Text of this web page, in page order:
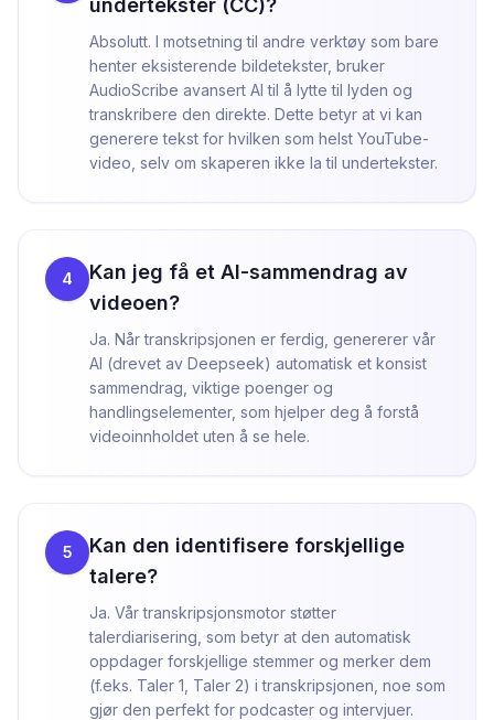
undertekster (CC)?
Absolutt. I motsetning til andre verktøy som bare
henter eksisterende bildetekster, bruker
AudioScribe avansert AI til å lytte til lyden og
transkribere den direkte. Dette betyr at vi kan
generere tekst for hvilken som helst YouTube-
video, selv om skaperen ikke la til undertekster.
4
Kan jeg få et AI-sammendrag av
videoen?
Ja. Når transkripsjonen er ferdig, genererer vår
AI (drevet av Deepseek) automatisk et konsist
sammendrag, viktige poenger og
handlingselementer, som hjelper deg å forstå
videoinnholdet uten å se hele.
5
Kan den identifisere forskjellige
talere?
Ja. Vår transkripsjonsmotor støtter
talerdiarisering, som betyr at den automatisk
oppdager forskjellige stemmer og merker dem
(f.eks. Taler 1, Taler 2) i transkripsjonen, noe som
gjør den perfekt for podcaster og intervjuer.